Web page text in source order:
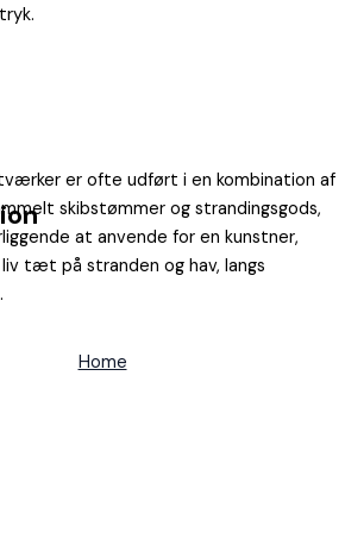
er ofte udført i en kombination af
skibstømmer og strandingsgods,
at anvende for en kunstner,
tæt på stranden og hav, langs
Home